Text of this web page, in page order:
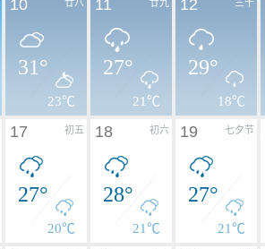
廿八
10
31°
23℃
廿九
11
27°
21℃
三十
12
29°
18℃
初五
17
27°
20℃
初六
18
28°
21℃
七夕节
19
27°
21℃